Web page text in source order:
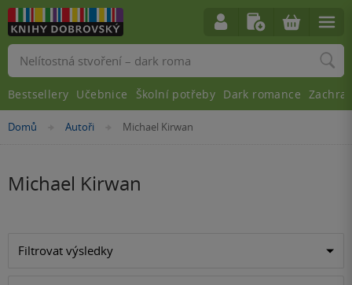
Nacházíte
Domů »Autoři »
Michael Kirwan
Michael Kirwan
Filtrovat výsledky
Vyhledávání
Bestsellery Učebnice Školní potřeby Dark romance